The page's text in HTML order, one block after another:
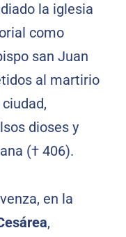
la iglesia
como
san Juan
al martirio
dioses y
(† 406).
en la
,